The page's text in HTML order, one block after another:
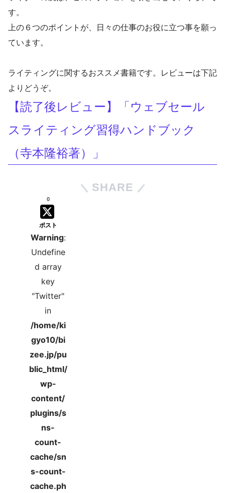
す。
上の６つのポイントが、日々の仕事のお役に立つ事を願っ
ています。
ライティングに関するおススメ書籍です。レビューは下記
よりどうぞ。
【読了後レビュー】「ウェブセール
スライティング習得ハンドブック
（寺本隆裕著）」
SHARE
ポスト
Warning:
Undefine
d array
key
"Twitter"
in
/home/ki
gyo10/bi
zee.jp/pu
blic_html/
wp-
content/
plugins/s
ns-
count-
cache/sn
s-count-
cache.ph
0